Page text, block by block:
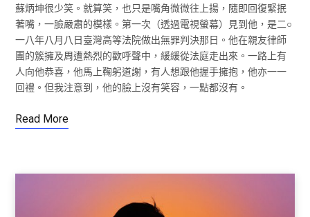
蘇炳坤很少笑。就算笑，也只是嘴角微微往上揚，隨即回復緊抿
著嘴，一臉嚴肅的模樣。第一次（透過電視螢幕）見到他，是二○
一八年八月八日臺灣高等法院做出無罪判決那日。他在親友律師
團的簇擁及周遭熱烈的歡呼聲中，緩緩從法庭走出來。一路上有
人向他恭喜，他馬上鞠躬道謝，有人想跟他握手擁抱，他亦一一
回禮。但我注意到，他的臉上沒有笑容，一點都沒有。
Read More